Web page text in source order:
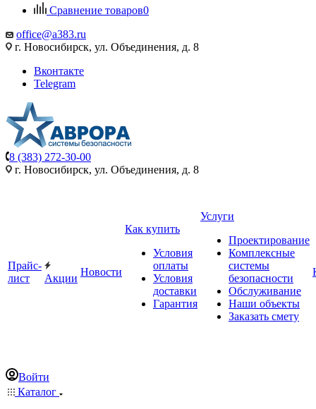
Сравнение товаров0
office@a383.ru
г. Новосибирск, ул. Объединения, д. 8
Вконтакте
Telegram
8 (383) 272-30-00
г. Новосибирск, ул. Объединения, д. 8
Прайс-
лист
Акции
Новости
Как купить
Условия
оплаты
Условия
доставки
Гарантия
Услуги
Проектирование
Комплексные
системы
безопасности
Обслуживание
Наши объекты
Заказать смету
Войти
Каталог